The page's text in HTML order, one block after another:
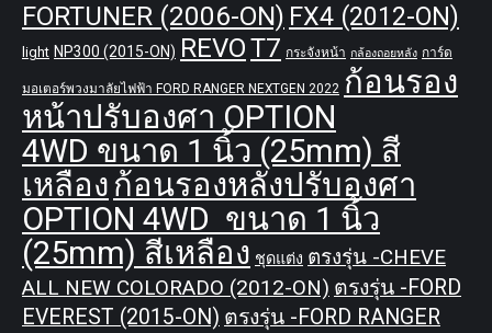
FORTUNER (2006-ON) FX4 (2012-ON)
light NP300 (2015-ON) REVOT7 กระจังหน้า กล้องถอยหลัง การ์ด
มอเตอร์พวงมาลัยไฟฟ้า FORD RANGER NEXTGEN 2022 ก้อนรอง
หน้าปรับองศา OPTION
4WD ขนาด 1 นิ้ว (25mm) สี
เหลือง ก้อนรองหลังปรับองศา
OPTION 4WD ขนาด 1 นิ้ว
(25mm) สีเหลือง ชุดแต่ง ตรงรุ่น -CHEVE
ALL NEW COLORADO (2012-ON) ตรงรุ่น -FORD
EVEREST (2015-ON) ตรงรุ่น -FORD RANGER